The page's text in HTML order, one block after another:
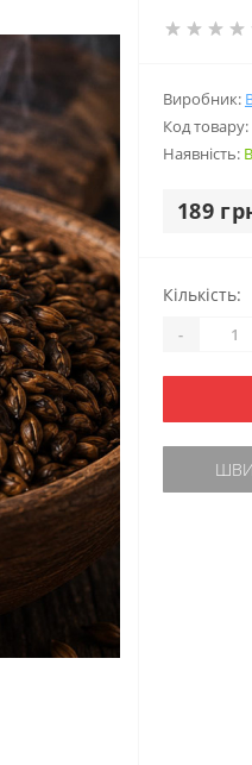
Виробник:
Код товару:
Наявність:
189
Кількість:
-